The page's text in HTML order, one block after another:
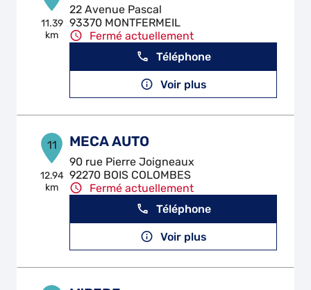
11.39
km
22 Avenue Pascal
93370 MONTFERMEIL
Fermé actuellement
Téléphone
Voir plus
11
12.94
km
MECA AUTO
90 rue Pierre Joigneaux
92270 BOIS COLOMBES
Fermé actuellement
Téléphone
Voir plus